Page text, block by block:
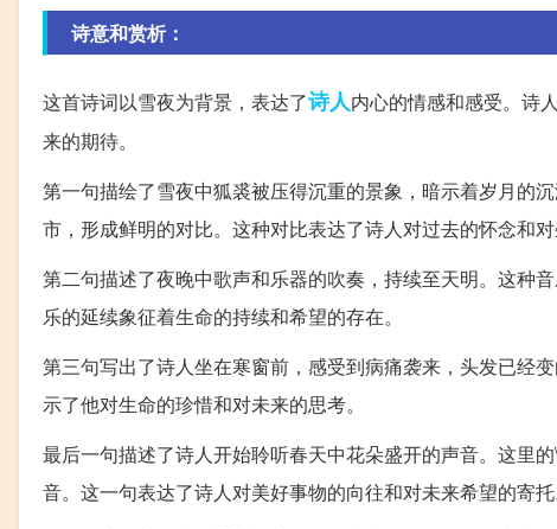
诗意和赏析：
这首诗词以雪夜为背景，表达了诗人内心的情感和感受。诗
来的期待。
第一句描绘了雪夜中狐裘被压得沉重的景象，暗示着岁月的
市，形成鲜明的对比。这种对比表达了诗人对过去的怀念和对
第二句描述了夜晚中歌声和乐器的吹奏，持续至天明。这种
乐的延续象征着生命的持续和希望的存在。
第三句写出了诗人坐在寒窗前，感受到病痛袭来，头发已经
示了他对生命的珍惜和对未来的思考。
最后一句描述了诗人开始聆听春天中花朵盛开的声音。这里
音。这一句表达了诗人对美好事物的向往和对未来希望的寄托